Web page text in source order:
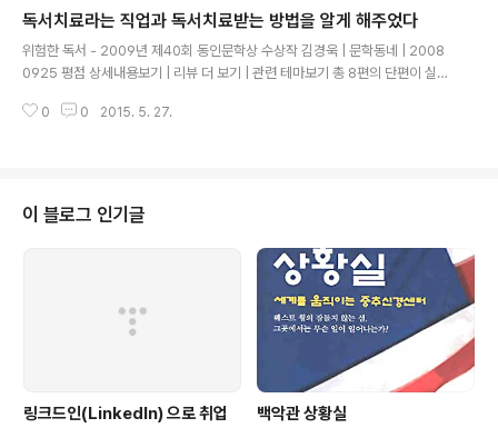
뫼, 한 사람이 그 모습을 확인하러 다가가보니 "우리는 바닷속에서 사는 '아마히
코'다. 올해부터 6년은 풍작이 이어 지겠지만, 각지에서 역병이 돌아 6할의 사
람이 죽을지도 모른다."라고 적혀 있다. 안세이 시대, 콜레라가 '콜로리'란 이..
독서치료라는 직업과 독서치료받는 방법을 알게 해주었다
위험한 독서 - 2009년 제40회 동인문학상 수상작 김경욱 | 문학동네 | 2008
0925 평점 상세내용보기 | 리뷰 더 보기 | 관련 테마보기 총 8편의 단편이 실려
게 치료를 받으러 온 여자의 사랑 이야기였는데, 이 책이 2008년에 출간된 것
지금 페이스북을 쓰는 20대들은, 싸이월드를 들어본 적은 있어도, 계정 조차 없
거나, 설령 계정이 있다 하더라도, 2주간 게시물이 없다는 공지를 알..
0 0 2015. 5. 27.
이 블로그 인기글
링크드인(LinkedIn) 으로 취업
백악관 상황실